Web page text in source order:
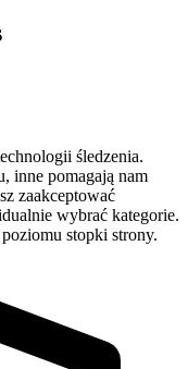
śledzenia.
inne pomagają nam
zaakceptować
wybrać kategorie.
stopki strony.